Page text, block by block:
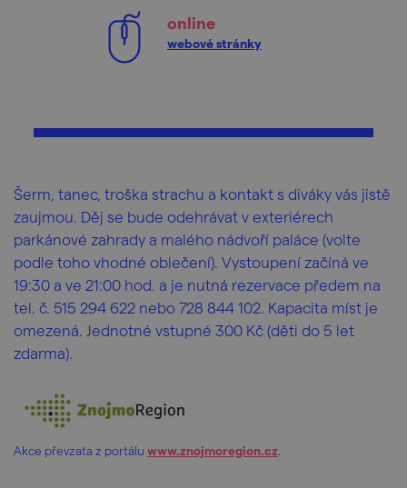
online
webové stránky
Šerm, tanec, troška strachu a kontakt s diváky vás jistě
zaujmou. Děj se bude odehrávat v exteriérech
parkánové zahrady a malého nádvoří paláce (volte
podle toho vhodné oblečení). Vystoupení začíná ve
19:30 a ve 21:00 hod. a je nutná rezervace předem na
tel. č. 515 294 622 nebo 728 844 102. Kapacita míst je
omezená. Jednotné vstupné 300 Kč (děti do 5 let
zdarma).
Akce převzata z portálu www.znojmoregion.cz